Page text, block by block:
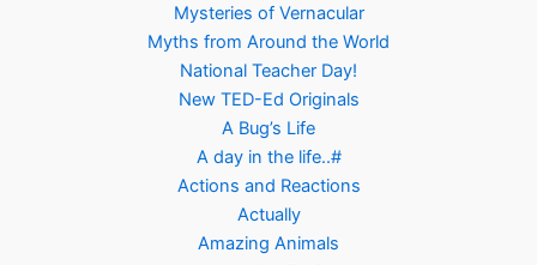
Mysteries of Vernacular
Myths from Around the World
National Teacher Day!
New TED-Ed Originals
A Bug’s Life
A day in the life..#
Actions and Reactions
Actually
Amazing Animals